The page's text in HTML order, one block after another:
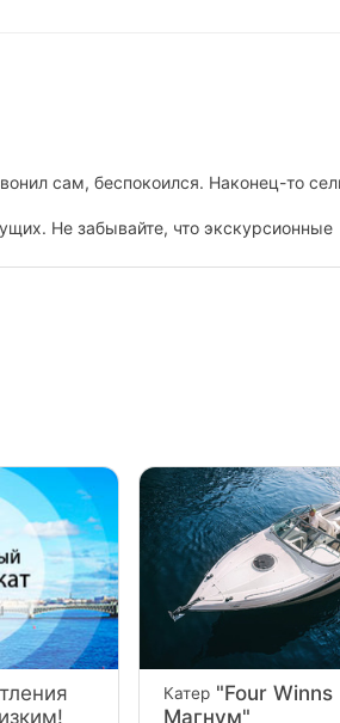
сам, беспокоился. Наконец-то
Не забывайте, что экскурсионные
Катер "Four Winns
Магнум"